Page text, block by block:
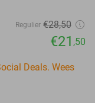
Regulier €28,50
€21 ,50
Deals. Wees